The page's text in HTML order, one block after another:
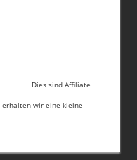
Dies sind Affiliate
erhalten wir eine kleine